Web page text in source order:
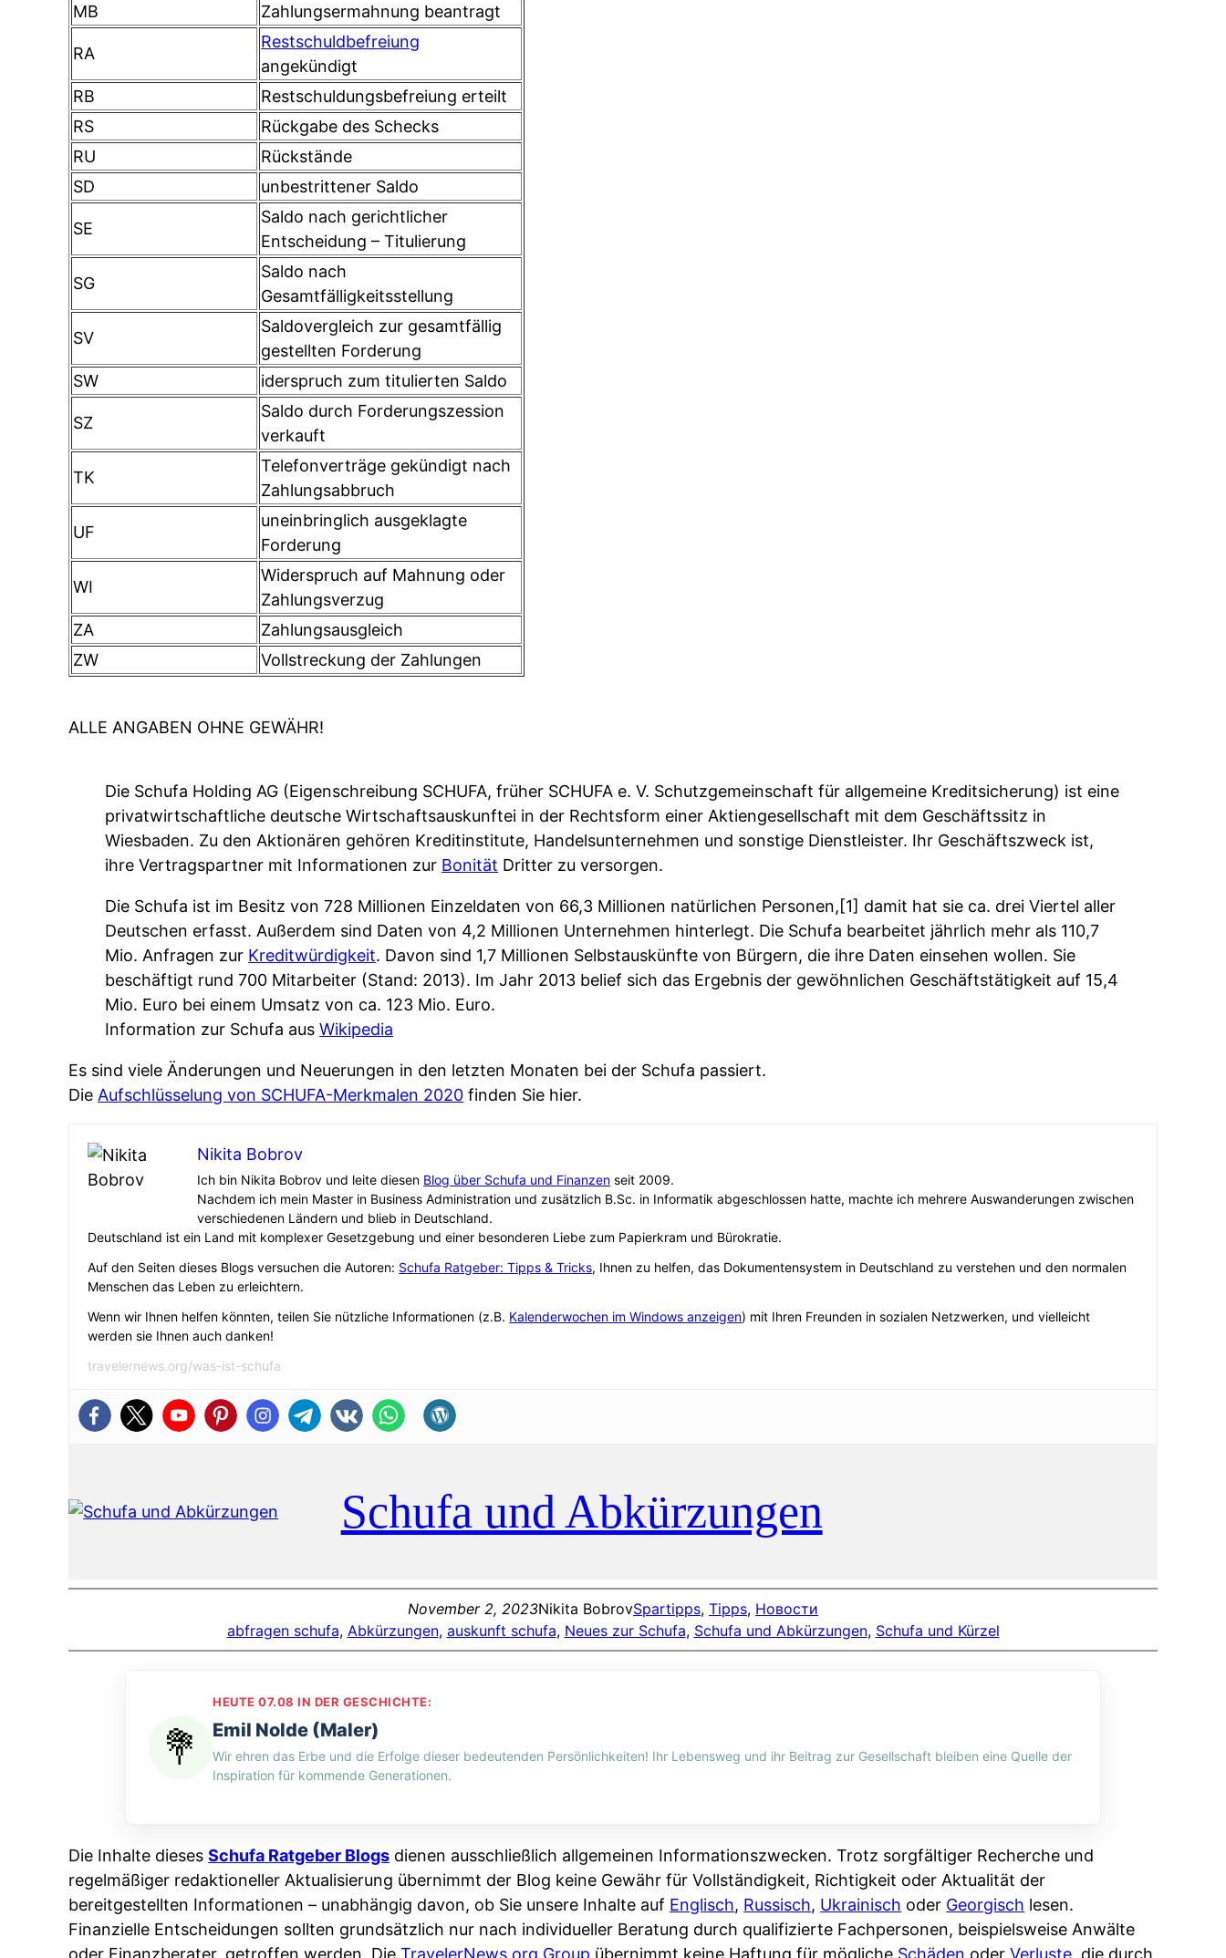
MB
Zahlungsermahnung beantragt
RA
Restschuldbefreiung
angekündigt
RB
Restschuldungsbefreiung erteilt
RS
Rückgabe des Schecks
RU
Rückstände
SD
unbestrittener Saldo
SE
Saldo nach gerichtlicher
Entscheidung – Titulierung
SG
Saldo nach
Gesamtfälligkeitsstellung
SV
Saldovergleich zur gesamtfällig
gestellten Forderung
SW
iderspruch zum titulierten Saldo
SZ
Saldo durch Forderungszession
verkauft
TK
Telefonverträge gekündigt nach
Zahlungsabbruch
UF
uneinbringlich ausgeklagte
Forderung
WI
Widerspruch auf Mahnung oder
Zahlungsverzug
ZA
Zahlungsausgleich
ZW
Vollstreckung der Zahlungen
ALLE ANGABEN OHNE GEWÄHR!
Die Schufa Holding AG (Eigenschreibung SCHUFA, früher SCHUFA e. V. Schutzgemeinschaft für allgemeine Kreditsicherung) ist eine
privatwirtschaftliche deutsche Wirtschaftsauskunftei in der Rechtsform einer Aktiengesellschaft mit dem Geschäftssitz in
Wiesbaden. Zu den Aktionären gehören Kreditinstitute, Handelsunternehmen und sonstige Dienstleister. Ihr Geschäftszweck ist,
ihre Vertragspartner mit Informationen zur Bonität Dritter zu versorgen.
Die Schufa ist im Besitz von 728 Millionen Einzeldaten von 66,3 Millionen natürlichen Personen,[1] damit hat sie ca. drei Viertel aller
Deutschen erfasst. Außerdem sind Daten von 4,2 Millionen Unternehmen hinterlegt. Die Schufa bearbeitet jährlich mehr als 110,7
Mio. Anfragen zur Kreditwürdigkeit. Davon sind 1,7 Millionen Selbstauskünfte von Bürgern, die ihre Daten einsehen wollen. Sie
beschäftigt rund 700 Mitarbeiter (Stand: 2013). Im Jahr 2013 belief sich das Ergebnis der gewöhnlichen Geschäftstätigkeit auf 15,4
Mio. Euro bei einem Umsatz von ca. 123 Mio. Euro.
Information zur Schufa ausWikipedia
Es sind viele Änderungen und Neuerungen in den letzten Monaten bei der Schufa passiert.
Die Aufschlüsselung von SCHUFA-Merkmalen 2020 finden Sie hier.
Nikita Bobrov
Ich bin Nikita Bobrov und leite diesen Blog über Schufa und Finanzen seit 2009.
Nachdem ich mein Master in Business Administration und zusätzlich B.Sc. in Informatik abgeschlossen hatte, machte ich mehrere Auswanderungen zwischen
verschiedenen Ländern und blieb in Deutschland.
Deutschland ist ein Land mit komplexer Gesetzgebung und einer besonderen Liebe zum Papierkram und Bürokratie.
Auf den Seiten dieses Blogs versuchen die Autoren: Schufa Ratgeber: Tipps & Tricks, Ihnen zu helfen, das Dokumentensystem in Deutschland zu verstehen und den normalen
Menschen das Leben zu erleichtern.
Wenn wir Ihnen helfen könnten, teilen Sie nützliche Informationen (z.B. Kalenderwochen im Windows anzeigen) mit Ihren Freunden in sozialen Netzwerken, und vielleicht
werden sie Ihnen auch danken!
travelernews.org/was-ist-schufa
Schufa und Abkürzungen
November 2, 2023Nikita BobrovSpartipps, Tipps, Новости
abfragen schufa, Abkürzungen, auskunft schufa, Neues zur Schufa, Schufa und Abkürzungen, Schufa und Kürzel
HEUTE 07.08 IN DER GESCHICHTE:
Emil Nolde (Maler)
Wir ehren das Erbe und die Erfolge dieser bedeutenden Persönlichkeiten! Ihr Lebensweg und ihr Beitrag zur Gesellschaft bleiben eine Quelle der
Inspiration für kommende Generationen.
Die Inhalte diesesSchufa Ratgeber Blogs dienen ausschließlich allgemeinen Informationszwecken. Trotz sorgfältiger Recherche und
regelmäßiger redaktioneller Aktualisierung übernimmt der Blog keine Gewähr für Vollständigkeit, Richtigkeit oder Aktualität der
bereitgestellten Informationen – unabhängig davon, ob Sie unsere Inhalte auf Englisch, Russisch, Ukrainisch oder Georgisch lesen.
Finanzielle Entscheidungen sollten grundsätzlich nur nach individueller Beratung durch qualifizierte Fachpersonen, beispielsweise Anwälte
oder Finanzberater, getroffen werden. DieTravelerNews.org Group übernimmt keine Haftung für mögliche Schäden oderVerluste , die durch